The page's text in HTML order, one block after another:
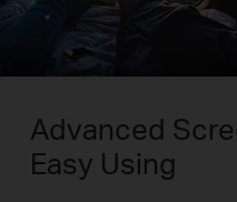
Advanced
Easy Using